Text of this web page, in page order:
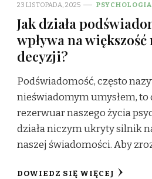
23 LISTOPADA, 2025 PSYCHOLOGIA
Jak działa
wpływa na większość
decyzji?
Podświadomość, często
nieświadomym umysłem,
rezerwuar naszego życia
działa niczym ukryty silnik
naszej świadomości. Aby
DOWIEDZ SIĘ WIĘCEJ